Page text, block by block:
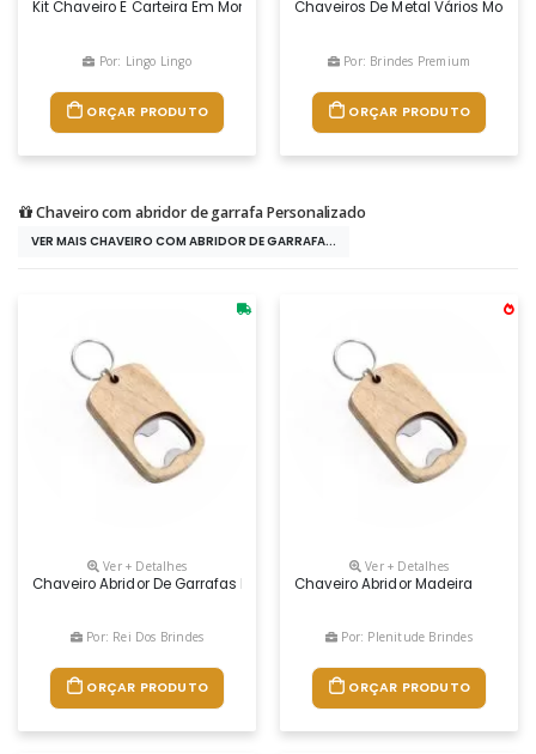
Kit Chaveiro E Carteira Em Montana - Ferragem Em Dourado -
Por: Lingo Lingo
ORÇAR PRODUTO
Chaveiros De Metal Vários
Por: Brindes Premium
ORÇAR PRODUTO
Chaveiro com abridor de garrafa Personalizado
VER MAIS CHAVEIRO COM ABRIDOR DE GARRAFA...
Ver + Detalhes
Chaveiro Abridor De Garrafas Em Madeira.
Por: Rei Dos Brindes
ORÇAR PRODUTO
Ver + Detalhes
Chaveiro Abridor Madeira
Por: Plenitude Brindes
ORÇAR PRODUTO